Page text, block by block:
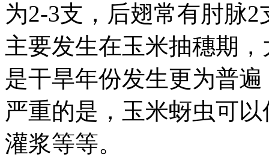
为2-3支，后翅常有肘脉
主要发生在玉米抽穗期
是干旱年份发生更为普
严重的是，玉米蚜虫可
灌浆等等。